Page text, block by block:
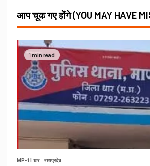
आप चूक गए होंगे (YOU MAY HAVE
1 min read
MP-11 धार मध्यप्रदेश